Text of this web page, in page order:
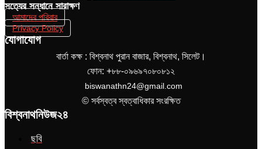
সত‌্যের সন্ধানে সারাক্ষণ
আমাদের পরিবার
Privacy Policy
যোগাযোগ
বার্তা কক্ষ : বিশ্বনাথ পুরান বাজার, বিশ্বনাথ, সিলেট।
ফোন: +৮৮-০৯৬৯৭০৮০৮১২
biswanathn24@gmail.com
© সর্বস্বত্ব স্বত্বাধিকার সংরক্ষিত
বিশ্বনাথনিউজ২৪
ছবি